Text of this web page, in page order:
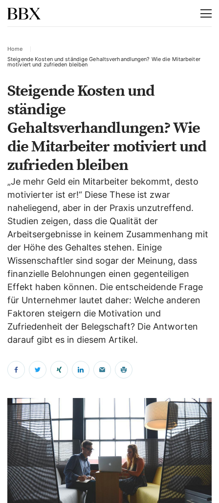
Home
Steigende Kosten und ständige Gehaltsverhandlungen? Wie die Mitarbeiter
motiviert und zufrieden bleiben
Steigende Kosten und
ständige
Gehaltsverhandlungen? Wie
die Mitarbeiter motiviert und
zufrieden bleiben
„Je mehr Geld ein Mitarbeiter bekommt, desto
motivierter ist er!“ Diese These ist zwar
naheliegend, aber in der Praxis unzutreffend.
Studien zeigen, dass die Qualität der
Arbeitsergebnisse in keinem Zusammenhang mit
der Höhe des Gehaltes stehen. Einige
Wissenschaftler sind sogar der Meinung, dass
finanzielle Belohnungen einen gegenteiligen
Effekt haben können. Die entscheidende Frage
für Unternehmer lautet daher: Welche anderen
Faktoren steigern die Motivation und
Zufriedenheit der Belegschaft? Die Antworten
darauf gibt es in diesem Artikel.